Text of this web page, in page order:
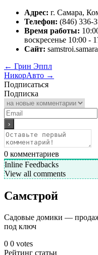
Адрес: г. Самара,
Телефон: (846) 336-
Время работы:
воскресенье 10:00 -
Сайт:
← Грин Эппл
НикорАвто →
Подписаться
Подписка
0 комментариев
Inline Feedbacks
View all comments
Самстрой
Садовые домики —
под ключ
0 0 votes
Рейтинг статьи